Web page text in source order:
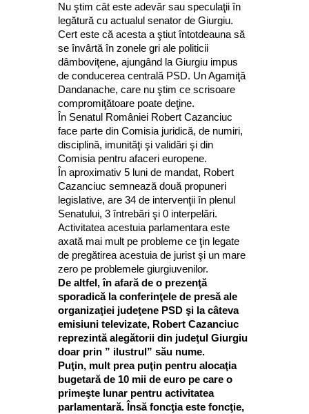
Nu ştim cât este adevăr sau speculaţii în
legătură cu actualul senator de Giurgiu.
Cert este că acesta a ştiut întotdeauna să
se învârtă în zonele gri ale politicii
dâmboviţene, ajungând la Giurgiu impus
de conducerea centrală PSD. Un Agamiţă
Dandanache, care nu ştim ce scrisoare
compromiţătoare poate deţine.
În Senatul României Robert Cazanciuc
face parte din Comisia juridică, de numiri,
disciplină, imunităţi şi validări şi din
Comisia pentru afaceri europene.
În aproximativ 5 luni de mandat, Robert
Cazanciuc semnează două propuneri
legislative, are 34 de intervenţii în plenul
Senatului, 3 întrebări şi 0 interpelări.
Activitatea acestuia parlamentara este
axată mai mult pe probleme ce ţin legate
de pregătirea acestuia de jurist şi un mare
zero pe problemele giurgiuvenilor.
De altfel, în afară de o prezenţă
sporadică la conferinţele de presă ale
organizaţiei judeţene PSD şi la câteva
emisiuni televizate, Robert Cazanciuc
reprezintă alegătorii din judeţul Giurgiu
doar prin ” ilustrul” său nume.
Puţin, mult prea puţin pentru alocaţia
bugetară de 10 mii de euro pe care o
primeşte lunar pentru activitatea
parlamentară. Însă foncţia este foncţie,